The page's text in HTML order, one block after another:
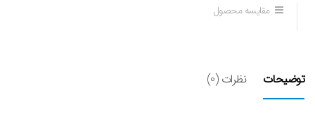
مقایسه محصول
توضیحات نظرات (0)